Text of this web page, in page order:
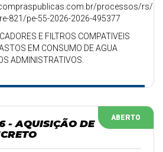
processos/rs/
821/pe-55-2026-2026-495377
E FILTROS COMPATIVEIS
EM CONSUMO DE AGUA
ADMINISTRATIVOS.
ABERTO
- AQUISIÇÃO DE